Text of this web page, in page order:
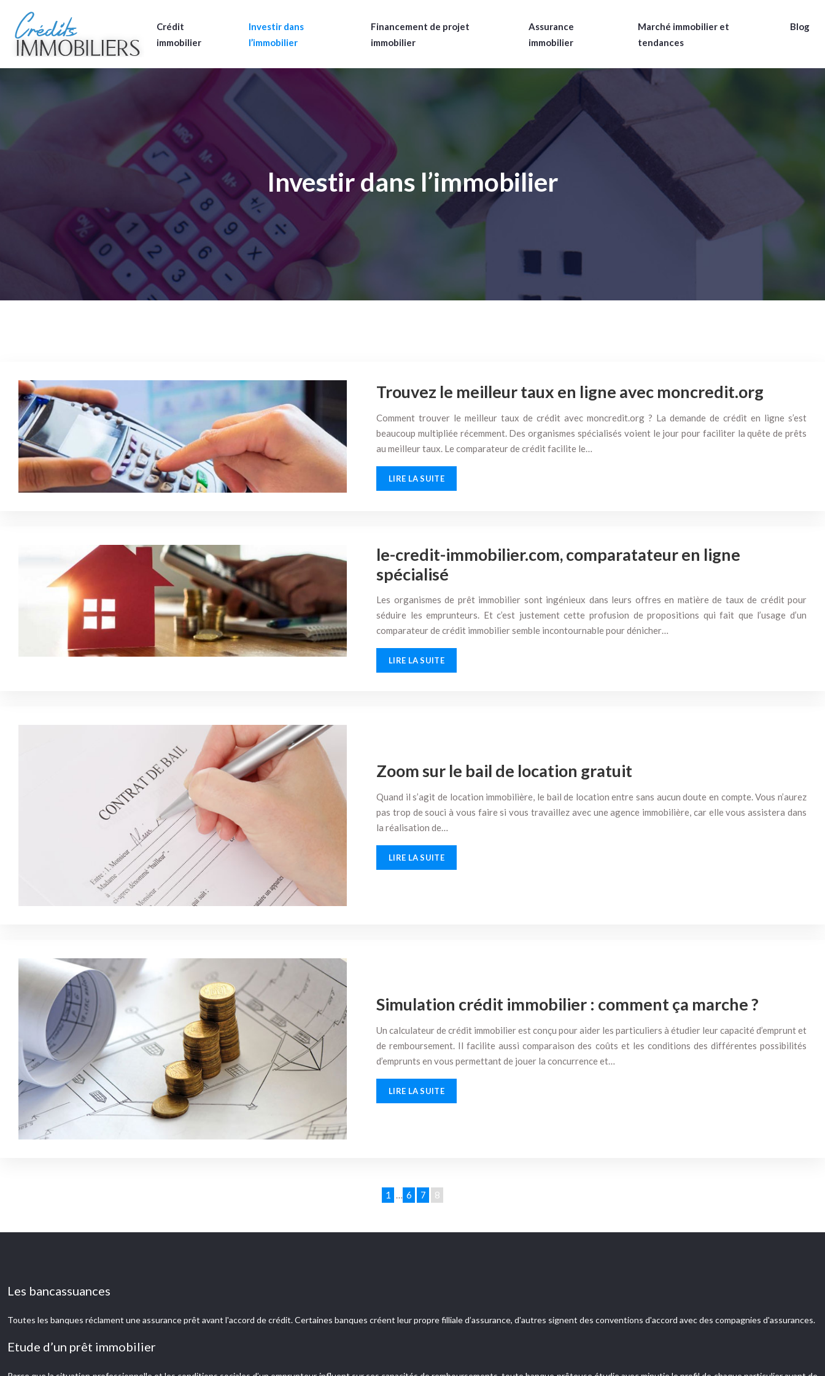
Crédit
immobilier
Investir dans
l’immobilier
Financement de projet
immobilier
Assurance
immobilier
Marché immobilier et
tendances
Blog
Investir dans l’immobilier
Trouvez le meilleur taux en ligne avec moncredit.org
Comment trouver le meilleur taux de crédit avec moncredit.org ? La demande de crédit en ligne s’est
beaucoup multipliée récemment. Des organismes spécialisés voient le jour pour faciliter la quête de prêts
au meilleur taux. Le comparateur de crédit facilite le…
LIRE LA SUITE
le-credit-immobilier.com, comparatateur en ligne
spécialisé
Les organismes de prêt immobilier sont ingénieux dans leurs offres en matière de taux de crédit pour
séduire les emprunteurs. Et c’est justement cette profusion de propositions qui fait que l’usage d’un
comparateur de crédit immobilier semble incontournable pour dénicher…
LIRE LA SUITE
Zoom sur le bail de location gratuit
Quand il s’agit de location immobilière, le bail de location entre sans aucun doute en compte. Vous n’aurez
pas trop de souci à vous faire si vous travaillez avec une agence immobilière, car elle vous assistera dans
la réalisation de…
LIRE LA SUITE
Simulation crédit immobilier : comment ça marche ?
Un calculateur de crédit immobilier est conçu pour aider les particuliers à étudier leur capacité d’emprunt et
de remboursement. Il facilite aussi comparaison des coûts et les conditions des différentes possibilités
d’emprunts en vous permettant de jouer la concurrence et…
LIRE LA SUITE
1 … 6 7 8
Les bancassuances
Toutes les banques réclament une assurance prêt avant l'accord de crédit. Certaines banques créent leur propre filliale d’assurance, d'autres signent des conventions d'accord avec des compagnies d'assurances.
Etude d’un prêt immobilier